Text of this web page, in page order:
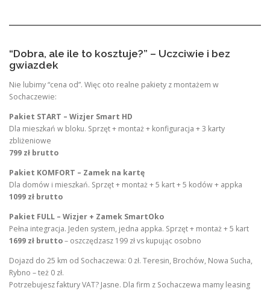
“Dobra, ale ile to kosztuje?” – Uczciwie i bez
gwiazdek
Nie lubimy “cena od”. Więc oto realne pakiety z montażem w
Sochaczewie:
Pakiet START – Wizjer Smart HD
Dla mieszkań w bloku. Sprzęt + montaż + konfiguracja + 3 karty
zbliżeniowe
799 zł brutto
Pakiet KOMFORT – Zamek na kartę
Dla domów i mieszkań. Sprzęt + montaż + 5 kart + 5 kodów + appka
1099 zł brutto
Pakiet FULL – Wizjer + Zamek SmartOko
Pełna integracja. Jeden system, jedna appka. Sprzęt + montaż + 5 kart
1699 zł brutto– oszczędzasz 199 zł vs kupując osobno
Dojazd do 25 km od Sochaczewa: 0 zł. Teresin, Brochów, Nowa Sucha,
Rybno – też 0 zł.
Potrzebujesz faktury VAT? Jasne. Dla firm z Sochaczewa mamy leasing